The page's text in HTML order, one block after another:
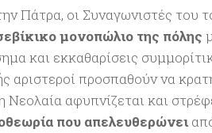
Πάτρα, οι Συναγωνιστές του
μονοπώλιο της πόλης
και εκκαθαρίσεις
αριστεροί προσπαθούν να
Νεολαία αφυπνίζεται και
που απελευθερώνει